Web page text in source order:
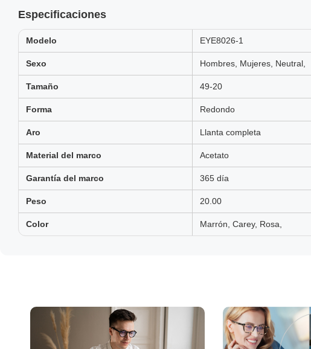
Especificaciones
Modelo EYE8026-1
Sexo Hombres, Mujeres, Neutral,
Tamaño 49-20
Forma Redondo
Aro Llanta completa
Material del marco Acetato
Garantía del marco 365 día
Peso 20.00
Color Marrón, Carey, Rosa,